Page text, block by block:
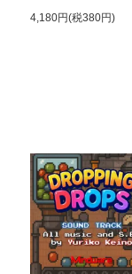
4,180円(税380円)